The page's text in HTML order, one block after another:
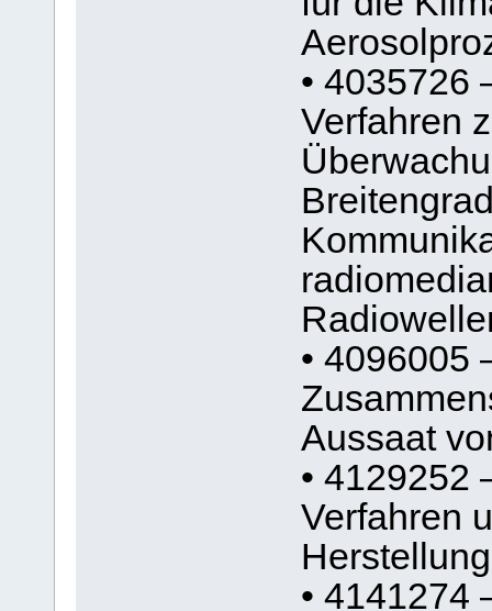
• 4035726
Verfahren
• 4096005
Aussaat
• 4129252
Verfahren
• 4141274